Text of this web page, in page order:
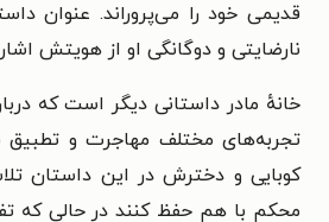
قدیمی خود را می‌پروراند. عنوان
نارضایتی و دوگانگی او از هویتش
خانهٔ مادر داستانی دیگر است که
تجربه‌های مختلف مهاجرت و تطبیق
کوبایی و دخترش در این داستان
محکم با هم حفظ کنند در حالی که